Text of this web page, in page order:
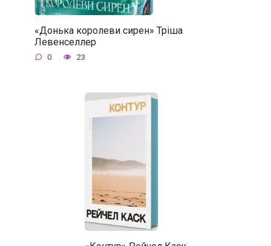
«Донька королеви сирен» Тріша
Левенселлер
0 23